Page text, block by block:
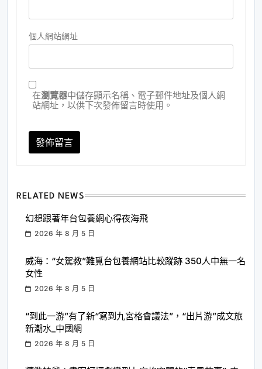
個人網站網址
在瀏覽器中儲存顯示名稱、電子郵件地址及個人網
站網址，以供下次發佈留言時使用。
RELATED NEWS
幻想跟著年台包養網心得夜海飛
2026 年 8 月 5 日
威海：“女駕教”難覓台包養網站比較蹤跡 350人中無一名
女性
2026 年 8 月 5 日
“到此一游”有了新“寫到九宮格會議法”，“出片游”成文旅
新潮水_中國網
2026 年 8 月 5 日